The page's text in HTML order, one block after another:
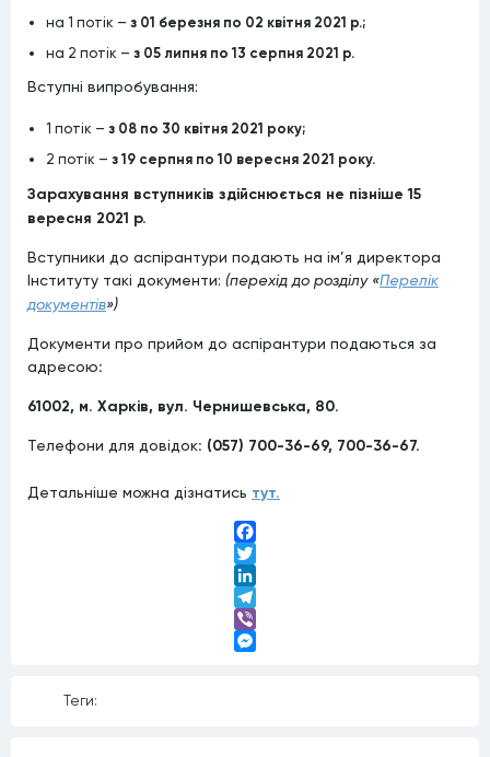
на 1 потік – з 01 березня по 02 квітня 2021 р.;
на 2 потік – з 05 липня по 13 серпня 2021 р.
Вступні випробування:
1 потік – з 08 по 30 квітня 2021 року;
2 потік – з 19 серпня по 10 вересня 2021 року.
Зарахування вступників здійснюється не пізніше15
вересня 2021 р.
Вступники до аспірантури подають на ім’я директора
Інституту такі документи: (перехід до розділу «Перелік
документів»)
Документи про прийом до аспірантури подаються за
адресою:
61002, м. Харків, вул. Чернишевська, 80.
Телефони для довідок: (057) 700-36-69, 700-36-67.
Детальніше можна дізнатись тут.
Facebook
Twitter
LinkedIn
Telegram
Viber
Теги: